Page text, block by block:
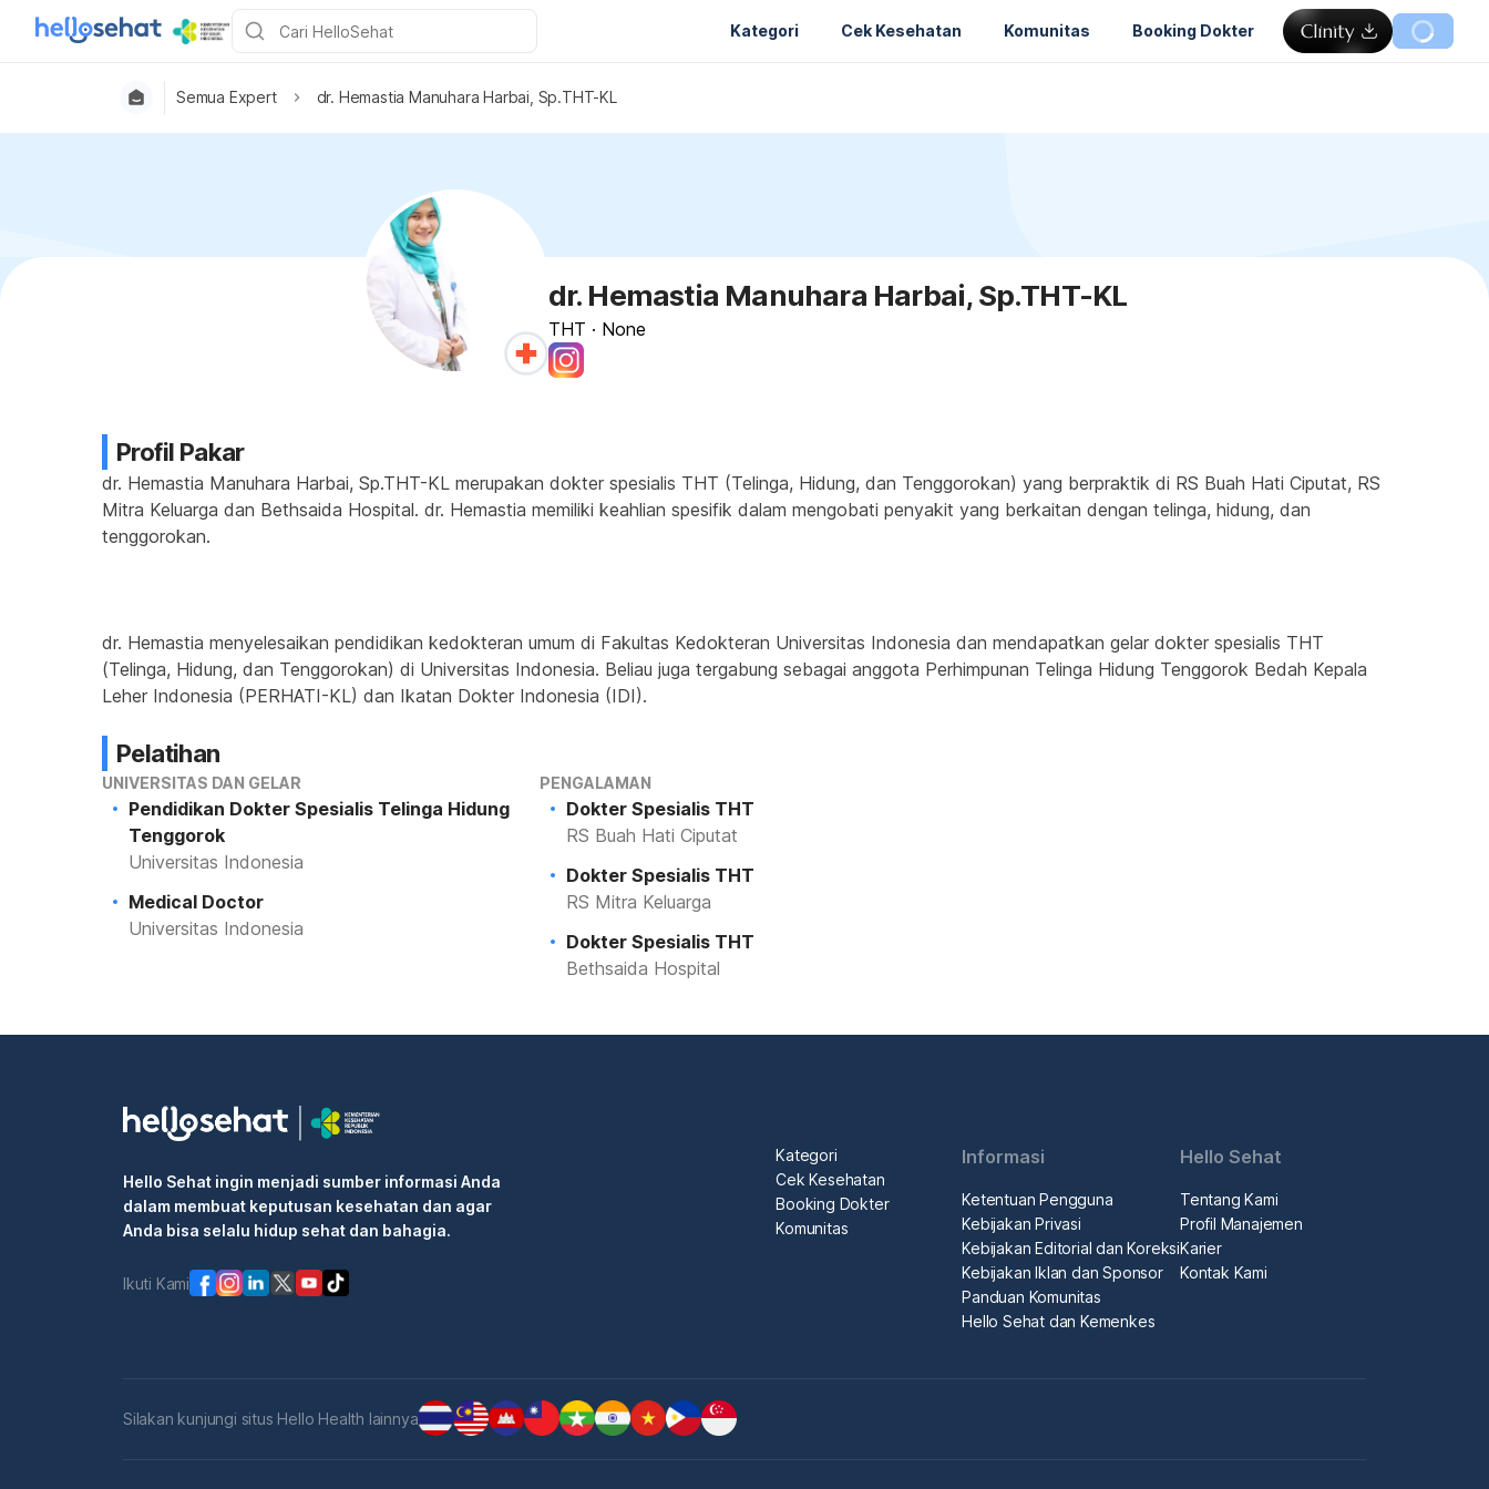
Kategori Cek Kesehatan Komunitas Booking Dokter
Semua Expert dr. Hemastia Manuhara Harbai, Sp.THT-KL
dr. Hemastia Manuhara Harbai, Sp.THT-KL
THT · None
Profil Pakar
dr. Hemastia Manuhara Harbai, Sp.THT-KL merupakan dokter spesialis THT (Telinga, Hidung, dan Tenggorokan) yang berpraktik di RS Buah Hati Ciputat, RS
Mitra Keluarga dan Bethsaida Hospital. dr. Hemastia memiliki keahlian spesifik dalam mengobati penyakit yang berkaitan dengan telinga, hidung, dan
tenggorokan.
dr. Hemastia menyelesaikan pendidikan kedokteran umum di Fakultas Kedokteran Universitas Indonesia dan mendapatkan gelar dokter spesialis THT
(Telinga, Hidung, dan Tenggorokan) di Universitas Indonesia. Beliau juga tergabung sebagai anggota Perhimpunan Telinga Hidung Tenggorok Bedah Kepala
Leher Indonesia (PERHATI-KL) dan Ikatan Dokter Indonesia (IDI).
Pelatihan
UNIVERSITAS DAN GELAR
Pendidikan Dokter Spesialis Telinga Hidung
Tenggorok
Universitas Indonesia
Medical Doctor
Universitas Indonesia
PENGALAMAN
Dokter Spesialis THT
RS Buah Hati Ciputat
Dokter Spesialis THT
RS Mitra Keluarga
Dokter Spesialis THT
Bethsaida Hospital
Hello Sehat ingin menjadi sumber informasi Anda
dalam membuat keputusan kesehatan dan agar
Anda bisa selalu hidup sehat dan bahagia.
Ikuti Kami
Kategori
Cek Kesehatan
Booking Dokter
Komunitas
Informasi
Ketentuan Pengguna
Kebijakan Privasi
Kebijakan Editorial dan Koreksi
Kebijakan Iklan dan Sponsor
Panduan Komunitas
Hello Sehat dan Kemenkes
Hello Sehat
Tentang Kami
Profil Manajemen
Karier
Kontak Kami
Silakan kunjungi situs Hello Health lainnya